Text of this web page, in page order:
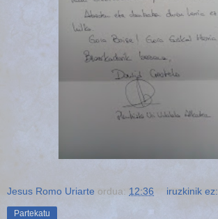
Jesus Romo Uriarte ordua: 12:36 iruzkinik ez:
Partekatu